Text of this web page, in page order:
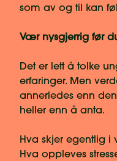
som av og til kan
Vær nysgjerrig før
Det er lett å tolke
erfaringer. Men
annerledes enn
heller enn å anta.
Hva skjer egentlig i
Hva oppleves